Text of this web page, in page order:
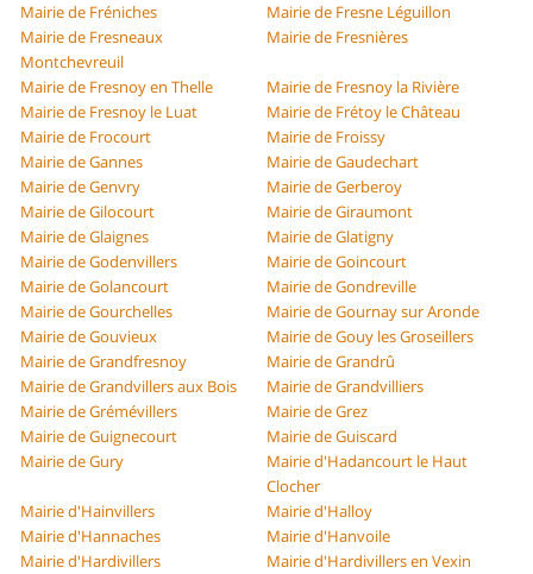
Mairie de Fréniches
Mairie de Fresne Léguillon
Mairie de Fresneaux
Montchevreuil
Mairie de Fresnières
Mairie de Fresnoy en Thelle
Mairie de Fresnoy la Rivière
Mairie de Fresnoy le Luat
Mairie de Frétoy le Château
Mairie de Frocourt
Mairie de Froissy
Mairie de Gannes
Mairie de Gaudechart
Mairie de Genvry
Mairie de Gerberoy
Mairie de Gilocourt
Mairie de Giraumont
Mairie de Glaignes
Mairie de Glatigny
Mairie de Godenvillers
Mairie de Goincourt
Mairie de Golancourt
Mairie de Gondreville
Mairie de Gourchelles
Mairie de Gournay sur Aronde
Mairie de Gouvieux
Mairie de Gouy les Groseillers
Mairie de Grandfresnoy
Mairie de Grandrû
Mairie de Grandvillers aux Bois
Mairie de Grandvilliers
Mairie de Grémévillers
Mairie de Grez
Mairie de Guignecourt
Mairie de Guiscard
Mairie de Gury
Mairie d'Hadancourt le Haut
Clocher
Mairie d'Hainvillers
Mairie d'Halloy
Mairie d'Hannaches
Mairie d'Hanvoile
Mairie d'Hardivillers
Mairie d'Hardivillers en Vexin